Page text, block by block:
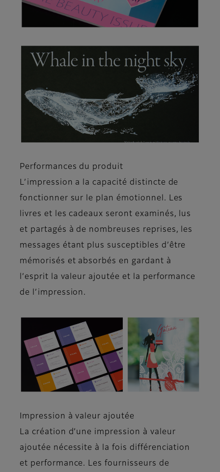
Performances du produit
L’impression a la capacité distincte de
fonctionner sur le plan émotionnel. Les
livres et les cadeaux seront examinés, lus
et partagés à de nombreuses reprises, les
messages étant plus susceptibles d’être
mémorisés et absorbés en gardant à
l’esprit la valeur ajoutée et la performance
de l’impression.
Impression à valeur ajoutée
La création d’une impression à valeur
ajoutée nécessite à la fois différenciation
et performance. Les fournisseurs de